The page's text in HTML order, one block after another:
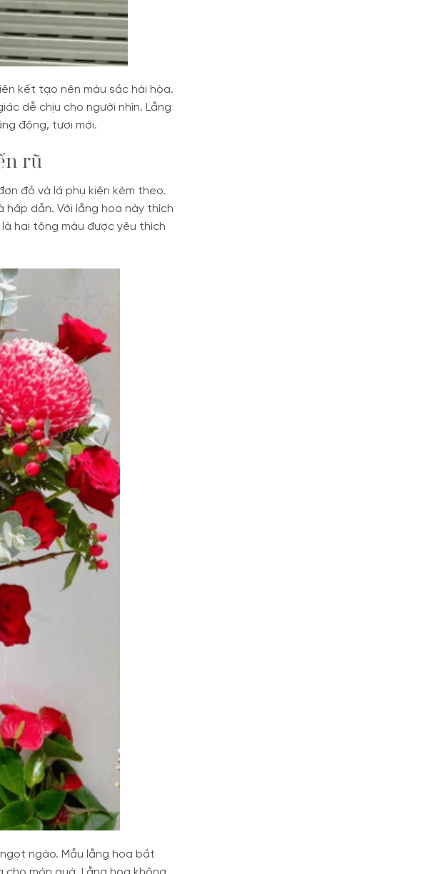
kết tạo nên màu sắc hài hòa.
dễ chịu cho người nhìn. Lẵng
động, tươi mới.
rũ
đỏ và lá phụ kiện kèm theo.
dẫn. Với lẵng hoa này thích
hai tông màu được yêu thích
ngào. Mẫu lẵng hoa bắt